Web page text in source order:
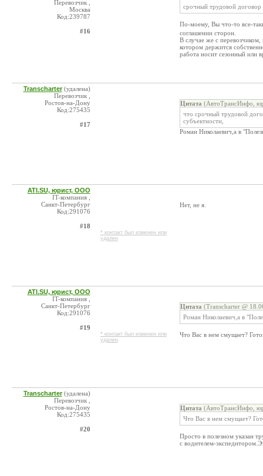
Перевозчик ,
Москва
Код:239787
#16
срочный трудовой
По-моему, Вы что-то все-
соглашении сторон.
В случае же с
котором держится
работа носит сезонный или
Transcharter (удалена)
Перевозчик ,
Ростов-на-Дону
Код:275435
#17
Цитата (АвтоТрансИнфо,
что срочный трудовой
субъектности,
Роман Николаевич,а в
ATI.SU, юрист, ООО
IT-компания ,
Санкт-Петербург
Код:291076
#18
* контакт был изменен или
удален
Нет, не я.
ATI.SU, юрист, ООО
IT-компания ,
Санкт-Петербург
Код:291076
#19
* контакт был изменен или
удален
Цитата (Transcharter @
Роман Николаевич,а в
Что Вас в нем смущает?
Transcharter (удалена)
Перевозчик ,
Ростов-на-Дону
Код:275435
#20
Цитата (АвтоТрансИнфо,
Что Вас в нем смущает?
Просто в полезном указан
с водителем-